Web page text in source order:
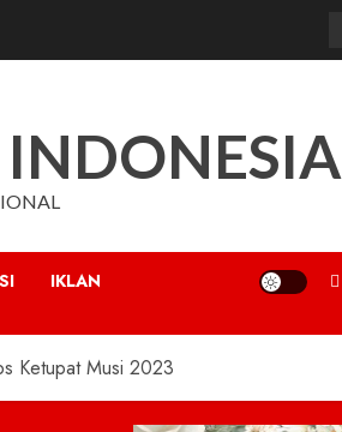
IKLAN
Ketupat Musi 2023